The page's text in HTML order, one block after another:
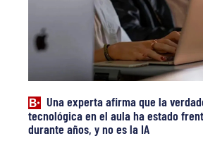
Una experta afirma que la
tecnológica en el aula ha estado
durante años, y no es la IA